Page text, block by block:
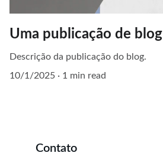
Uma publicação de blog
Descrição da publicação do blog.
10/1/2025
1 min read
Contato